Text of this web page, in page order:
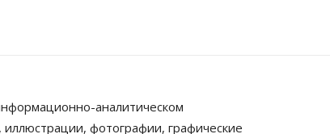
аналитическом
иллюстрации, фотографии, графические